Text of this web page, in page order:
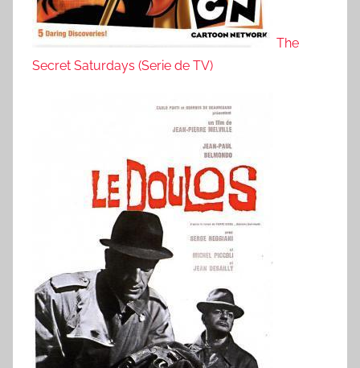
The
Secret Saturdays (Serie de TV)